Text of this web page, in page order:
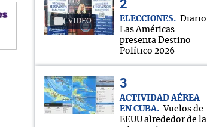
VIDEO ELECCIONES
Diario
Las Américas
presenta Destino
Político 2026
ACTIVIDAD AÉREA
EN CUBA
Vuelos de
EEUU alrededor de la